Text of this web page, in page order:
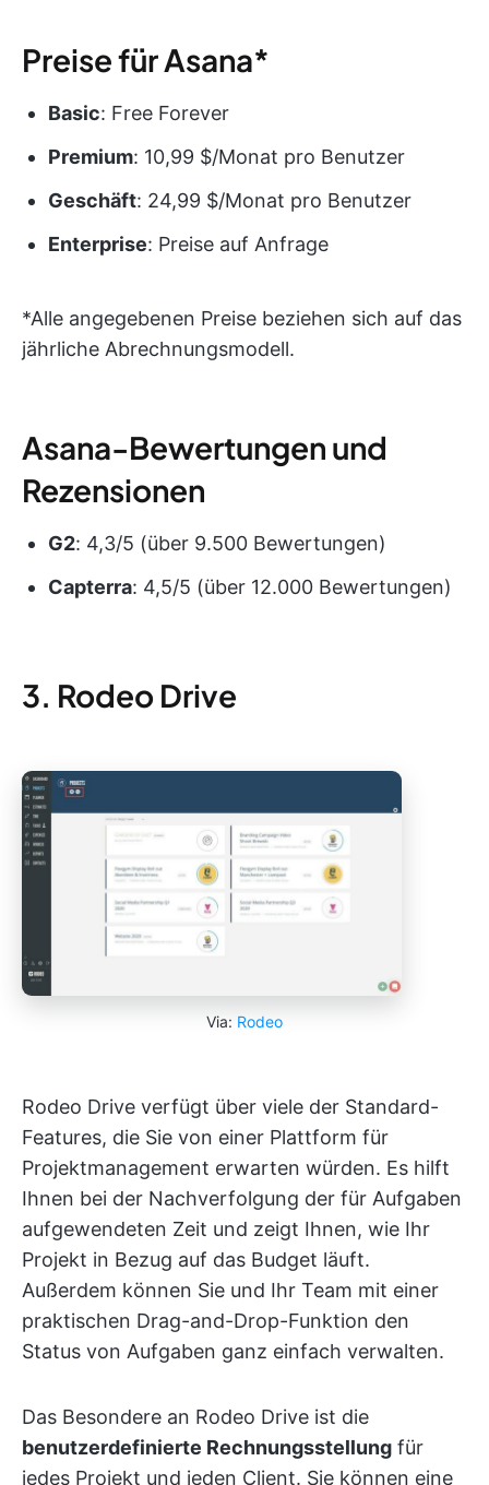
Preise für Asana*
Basic: Free Forever
Premium: 10,99 $/Monat pro Benutzer
Geschäft: 24,99 $/Monat pro Benutzer
Enterprise: Preise auf Anfrage
*Alle angegebenen Preise beziehen sich auf das
jährliche Abrechnungsmodell.
Asana-Bewertungen und
Rezensionen
G2: 4,3/5 (über 9.500 Bewertungen)
Capterra: 4,5/5 (über 12.000 Bewertungen)
3. Rodeo Drive
Via: Rodeo
Rodeo Drive verfügt über viele der Standard-
Features, die Sie von einer Plattform für
Projektmanagement erwarten würden. Es hilft
Ihnen bei der Nachverfolgung der für Aufgaben
aufgewendeten Zeit und zeigt Ihnen, wie Ihr
Projekt in Bezug auf das Budget läuft.
Außerdem können Sie und Ihr Team mit einer
praktischen Drag-and-Drop-Funktion den
Status von Aufgaben ganz einfach verwalten.
Das Besondere an Rodeo Drive ist die
benutzerdefinierte Rechnungsstellung für
jedes Projekt und jeden Client. Sie können eine